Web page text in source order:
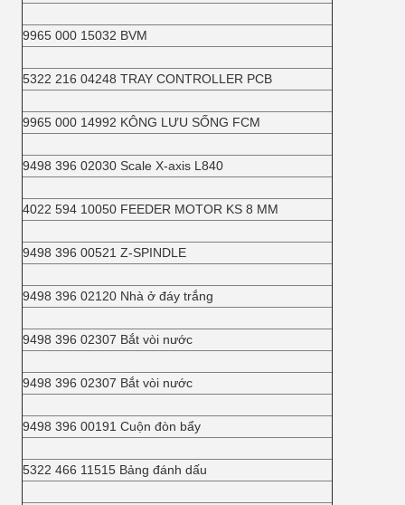
9965 000 15032 BVM
5322 216 04248 TRAY CONTROLLER PCB
9965 000 14992 KÔNG LƯU SỐNG FCM
9498 396 02030 Scale X-axis L840
4022 594 10050 FEEDER MOTOR KS 8 MM
9498 396 00521 Z-SPINDLE
9498 396 02120 Nhà ở đáy trắng
9498 396 02307 Bắt vòi nước
9498 396 02307 Bắt vòi nước
9498 396 00191 Cuộn đòn bẩy
5322 466 11515 Bảng đánh dấu